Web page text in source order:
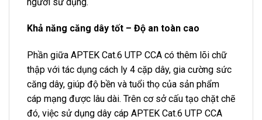
Khả năng căng dây tốt – Độ an toàn cao
Phần giữa APTEK Cat.6 UTP CCA có thêm lõi chữ
thập với tác dụng cách ly 4 cặp dây, gia cường sức
căng dây, giúp độ bền và tuổi thọ của sản phẩm
cáp mạng được lâu dài. Trên cơ sở cấu tạo chặt chẽ
đó, việc sử dụng dây cáp APTEK Cat.6 UTP CCA